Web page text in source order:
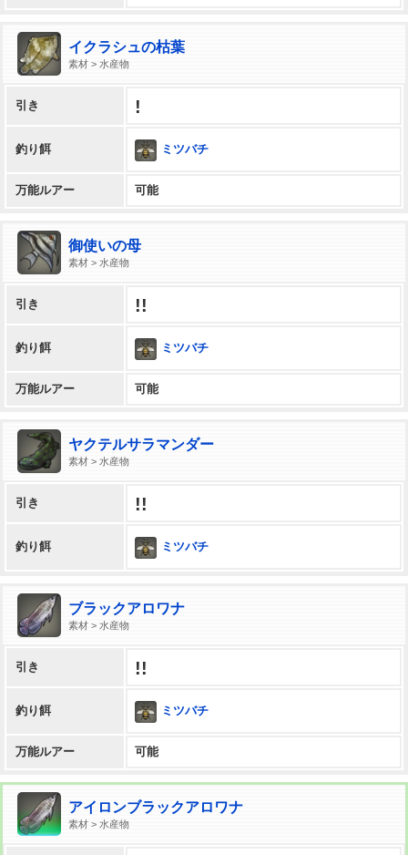
イクラシュの枯葉
素材 > 水産物
引き !
釣り餌 ミツバチ
万能ルアー 可能
御使いの母
素材 > 水産物
引き !!
釣り餌 ミツバチ
万能ルアー 可能
ヤクテルサラマンダー
素材 > 水産物
引き !!
釣り餌 ミツバチ
ブラックアロワナ
素材 > 水産物
引き !!
釣り餌 ミツバチ
万能ルアー 可能
アイロンブラックアロワナ
素材 > 水産物